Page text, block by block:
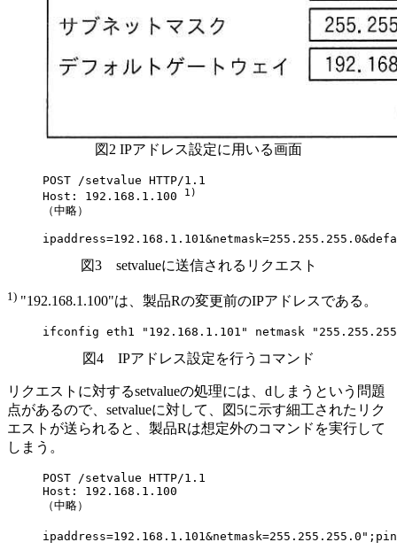
図2 IPアドレス設定に用いる画面
POST /setvalue HTTP/1.1
Host: 192.168.1.100
1)
（中略）
図3 setvalueに送信されるリクエスト
1) "192.168.1.100"は、製品Rの変更前のIPアドレスである。
ifconfig eth1 "192.168.1.101" netmask
図4 IPアドレス設定を行うコマンド
リクエストに対するsetvalueの処理には、 dしまうという問題
点があるので、setvalueに対して、図5に示す細工されたリク
エストが送られると、製品Rは想定外のコマンドを実行して
しまう。
POST /setvalue HTTP/1.1
Host: 192.168.1.100
（中略）